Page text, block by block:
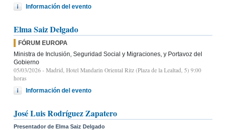
Información del evento
Elma Saiz Delgado
FÓRUM EUROPA
Ministra de Inclusión, Seguridad Social y Migraciones, y Portavoz del
Gobierno
05/03/2026 - Madrid, Hotel Mandarin Oriental Ritz (Plaza de la Lealtad, 5) 9:00
horas
Información del evento
José Luis Rodríguez Zapatero
Presentador de Elma Saiz Delgado